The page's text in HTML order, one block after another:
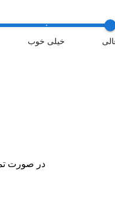
خیلی خوب
در صورت